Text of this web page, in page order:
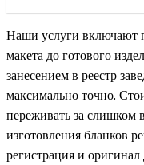
Наши услуги включают
макета до готового
занесением в реестр
максимально точно.
переживать за
изготовления бланков
регистрация и оригинал